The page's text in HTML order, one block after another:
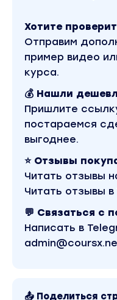
Хотите
Отправим
пример видео
курса.
💰 Нашли
Пришлите
постараемся
выгоднее.
⭐ Отзывы
Читать отзывы
Читать отзывы в
💬 Связаться с
Написать в
📤 Поделиться